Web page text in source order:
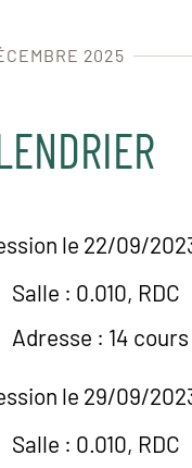
2025
le 22/09/
Salle : 0.010, RDC
Adresse : 14
le 29/09/
Salle : 0.010, RDC